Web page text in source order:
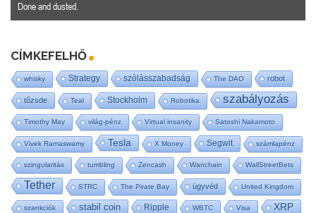
Done and dusted.
CÍMKEFELHŐ
whisky Strategy szólásszabadság The DAO robot
tőzsde Teal Stockholm Robotika szabályozás
Timothy May világ-pénz Virtual insanity Satoshi Nakamoto
Vivek Ramaswamy Tesla X Money Segwit számlapénz
szingularitás tumbling Zencash Wanchain WallStreetBets
Tether STRC The Pirate Bay ügyvéd United Kingdom
szankciók stabil coin Ripple WBTC Visa XRP